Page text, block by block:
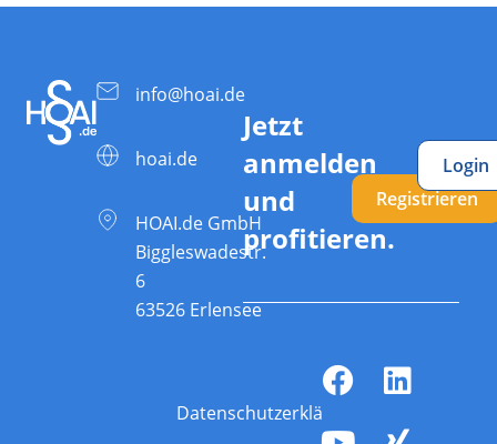
info@hoai.de
hoai.de
HOAI.de GmbH
Biggleswadestr.
6
63526 Erlensee
Jetzt
anmelden
und
profitieren.
Registrieren
Login
Datenschutzerklärung